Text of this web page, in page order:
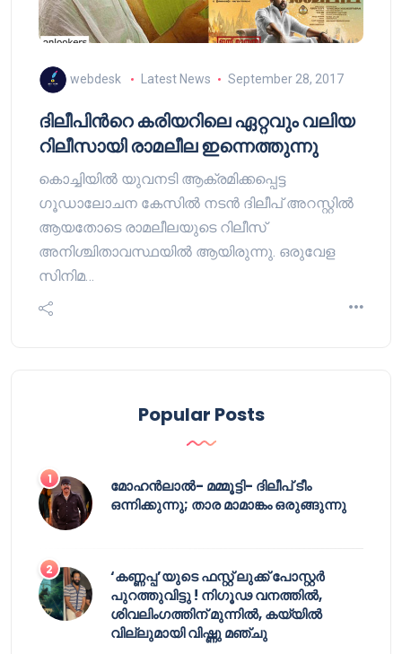
webdesk Latest News September 28, 2017
ദിലീപിന്‍റെ കരിയറിലെ ഏറ്റവും വലിയ
റിലീസായി രാമലീല ഇന്നെത്തുന്നു
കൊച്ചിയില്‍ യുവനടി ആക്രമിക്കപ്പെട്ട
ഗൂഡാലോചന കേസില്‍ നടന്‍ ദിലീപ് അറസ്റ്റില്‍
ആയതോടെ രാമലീലയുടെ റിലീസ്
അനിശ്ചിതാവസ്ഥയില്‍ ആയിരുന്നു. ഒരുവേള
സിനിമ…
Popular Posts
മോഹൻലാൽ- മമ്മൂട്ടി- ദിലീപ് ടീം
ഒന്നിക്കുന്നു; താര മാമാങ്കം ഒരുങ്ങുന്നു
‘കണ്ണപ്പ’യുടെ ഫസ്റ്റ് ലുക്ക് പോസ്റ്റർ
പുറത്തുവിട്ടു ! നിഗൂഢ വനത്തിൽ,
ശിവലിംഗത്തിന് മുന്നിൽ, കയ്യിൽ
വില്ലുമായി വിഷ്ണു മഞ്ചു